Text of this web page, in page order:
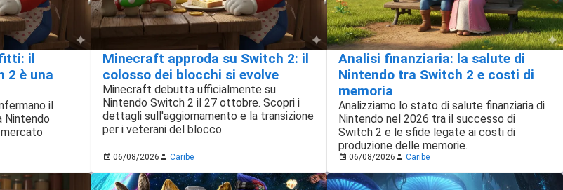
il
2 è una
il
Nintendo
Minecraft approda su Switch 2: il
colosso dei blocchi si evolve
Minecraft debutta ufficialmente su
Nintendo Switch 2 il 27 ottobre. Scopri i
dettagli sull'aggiornamento e la transizione
per i veterani del blocco.
06/08/2026 Caribe
Analisi finanziaria: la salute di
Nintendo tra Switch 2 e costi di
memoria
Analizziamo lo stato di salute finanziaria di
Nintendo nel 2026 tra il successo di
Switch 2 e le sfide legate ai costi di
produzione delle memorie.
06/08/2026 Caribe